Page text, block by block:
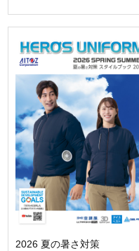
2026 夏の暑さ対策